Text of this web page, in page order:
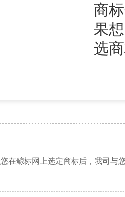
商
果
选
您在鲸标网上选定商标后，我司与